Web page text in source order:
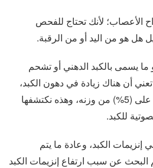
الأعصاب؛ لأنك تحتاج للفحص
هل هو من اليد أو من الرقبة.
ما يسمى بالكبد الدهني أو تشحم
أن هناك زيادة في دهون الكبد،
بحيث تزيد الدهون في الكبد على (5%) من وزنه، وهذه نكتشفها
للكبد.
الكبد، وعادة ما يتم
البحث عن سبب ارتفاع إنزيمات الكبد